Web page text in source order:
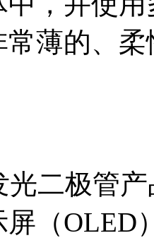
薄的、
二极管
（OLED